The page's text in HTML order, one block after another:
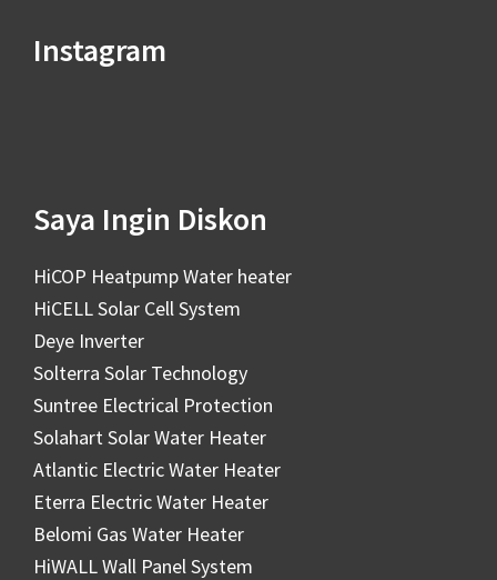
Instagram
Saya Ingin Diskon
HiCOP Heatpump Water heater
HiCELL Solar Cell System
Deye Inverter
Solterra Solar Technology
Suntree Electrical Protection
Solahart Solar Water Heater
Atlantic Electric Water Heater
Eterra Electric Water Heater
Belomi Gas Water Heater
HiWALL Wall Panel System